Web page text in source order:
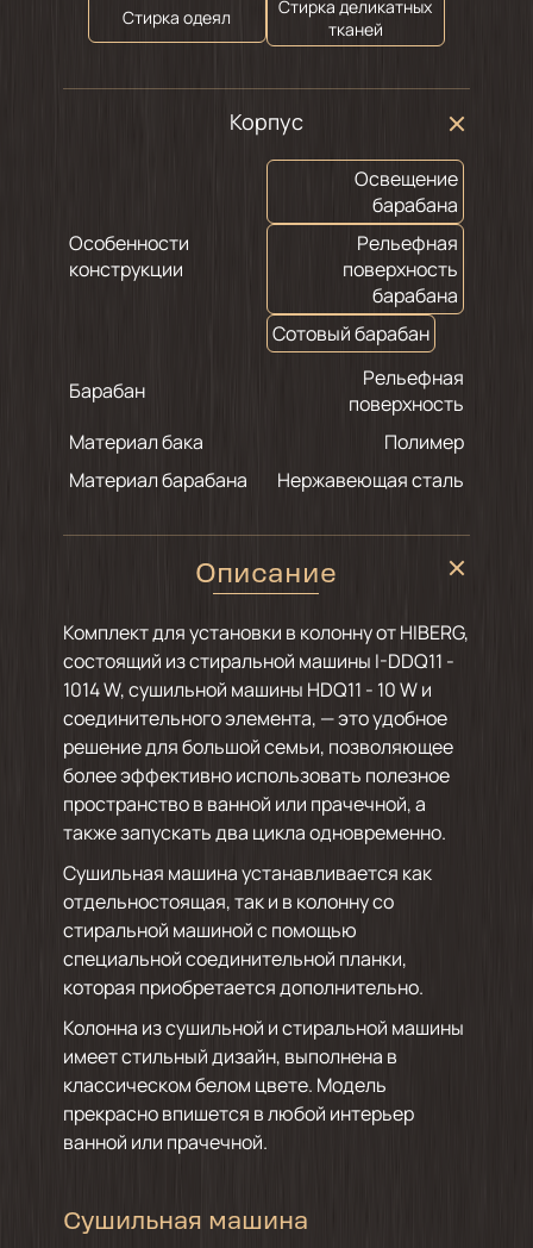
Стирка одеял
Стирка деликатных
тканей
Корпус
Особенности
конструкции
Освещение
барабана
Рельефная
поверхность
барабана
Сотовый барабан
Барабан
Рельефная
поверхность
Материал бака
Полимер
Материал барабана
Нержавеющая сталь
Описание
Комплект для установки в колонну от HIBERG,
состоящий из стиральной машины I-DDQ11 -
1014 W, сушильной машины HDQ11 - 10 W и
соединительного элемента, — это удобное
решение для большой семьи, позволяющее
более эффективно использовать полезное
пространство в ванной или прачечной, а
также запускать два цикла одновременно.
Сушильная машина устанавливается как
отдельностоящая, так и в колонну со
стиральной машиной с помощью
специальной соединительной планки,
которая приобретается дополнительно.
Колонна из сушильной и стиральной машины
имеет стильный дизайн, выполнена в
классическом белом цвете. Модель
прекрасно впишется в любой интерьер
ванной или прачечной.
Сушильная машина